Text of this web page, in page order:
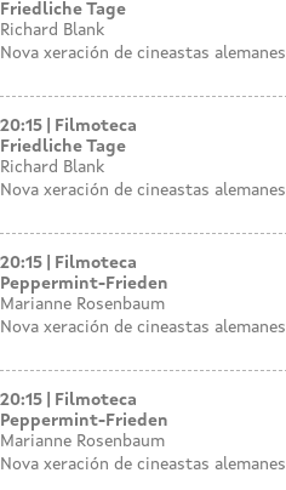
Friedliche Tage
Richard Blank
Nova xeración de cineastas alemanes
20:15
Filmoteca
Friedliche Tage
Richard Blank
Nova xeración de cineastas alemanes
20:15
Filmoteca
Peppermint-Frieden
Marianne Rosenbaum
Nova xeración de cineastas alemanes
20:15
Filmoteca
Peppermint-Frieden
Marianne Rosenbaum
Nova xeración de cineastas alemanes